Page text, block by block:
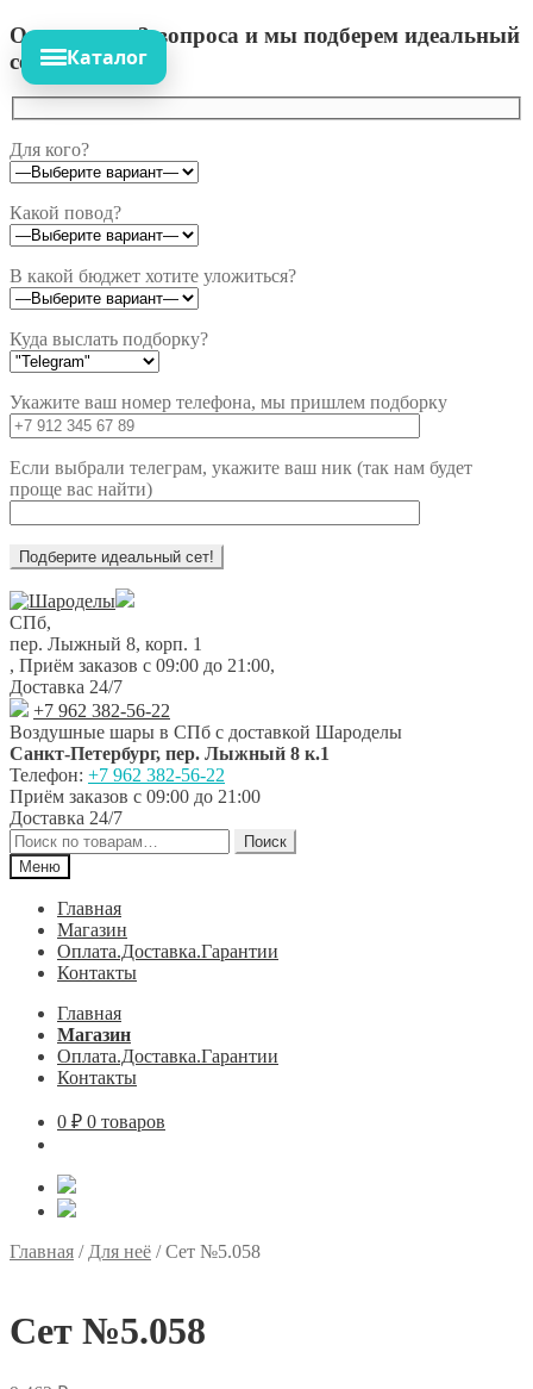
Ответьте на 3 вопроса и мы подберем идеальный
сет!
Для кого?
Какой повод?
В какой бюджет хотите уложиться?
Куда выслать подборку?
Укажите ваш номер телефона, мы пришлем подборку
Если выбрали телеграм, укажите ваш ник (так нам будет
проще вас найти)
Перейти
к
навигации
Перейти
к
содержимому
СПб,
пер. Лыжный 8, корп. 1
, Приём заказов с 09:00 до 21:00,
Доставка 24/7
+7 962 382-56-22
Воздушные шары в СПб с доставкой Шароделы
Санкт-Петербург, пер. Лыжный 8 к.1
Телефон: +7 962 382-56-22
Приём заказов с 09:00 до 21:00
Доставка 24/7
Искать:
Поиск
Меню
Главная
Магазин
Оплата.Доставка.Гарантии
Контакты
Главная
Магазин
Оплата.Доставка.Гарантии
Контакты
0 ₽ 0 товаров
Каталог
Главная / Для неё /Сет №5.058
Сет №5.058